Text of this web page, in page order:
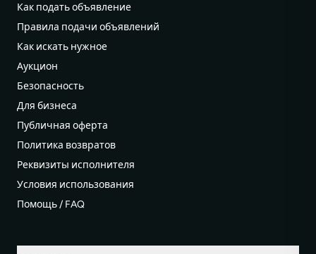
Как подать объявление
Правила подачи объявлений
Как искать нужное
Аукцион
Безопасность
Для бизнеса
Публичная оферта
Политика возвратов
Реквизиты исполнителя
Условия использования
Помощь / FAQ